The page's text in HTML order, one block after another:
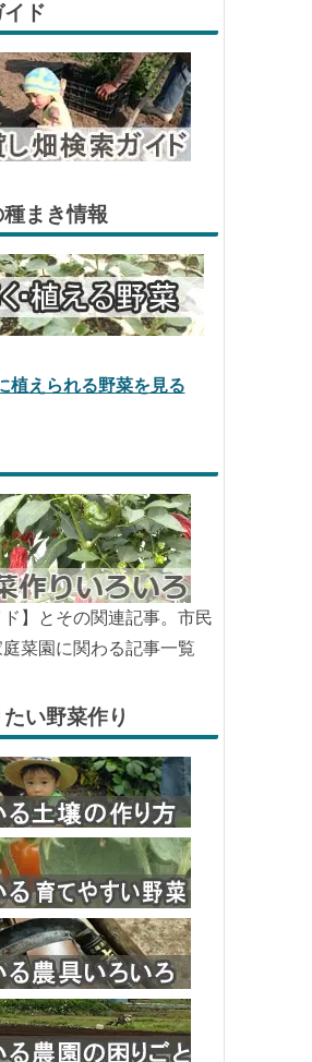
ド
まき情報
植えられる野菜を見る
ド】とその関連記事。市民
菜園に関わる記事一覧
い野菜作り